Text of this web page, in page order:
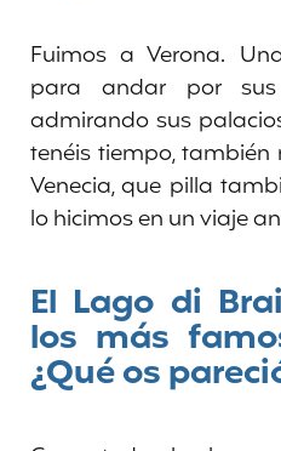
Fuimos a Verona.
para andar por sus
admirando sus
tenéis tiempo,
Venecia, que pilla
lo hicimos en un viaje
El Lago di
los más
¿Qué os